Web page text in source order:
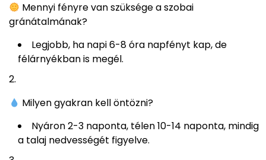
Mennyi fényre van szüksége a szobai
gránátalmának?
Legjobb, ha napi 6-8 óra napfényt kap, de
félárnyékban is megél.
Milyen gyakran kell öntözni?
Nyáron 2-3 naponta, télen 10-14 naponta, mindig
a talaj nedvességét figyelve.